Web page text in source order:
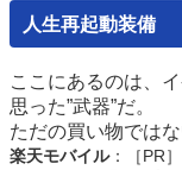
人生再起動装備
ここにあるのは、
思った”武器”だ。
ただの買い物ではな
楽天モバイル：［PR